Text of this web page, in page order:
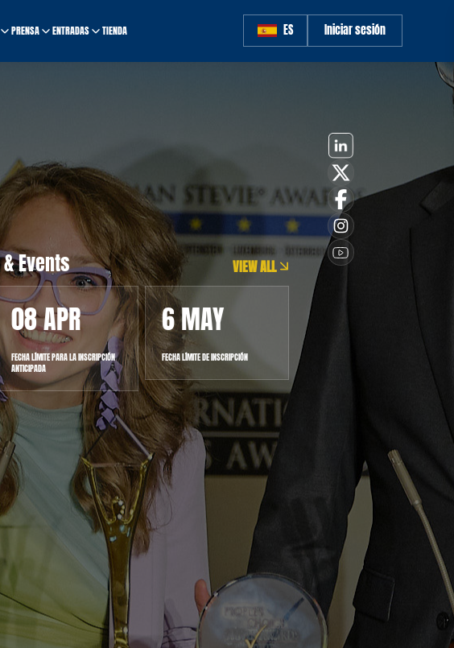
PRENSA ENTRADAS TIENDA ES Iniciar sesión
Events VIEW ALL
08 APR
FECHA LÍMITE PARA LA INSCRIPCIÓN
ANTICIPADA
6 MAY
FECHA LÍMITE DE INSCRIPCIÓN